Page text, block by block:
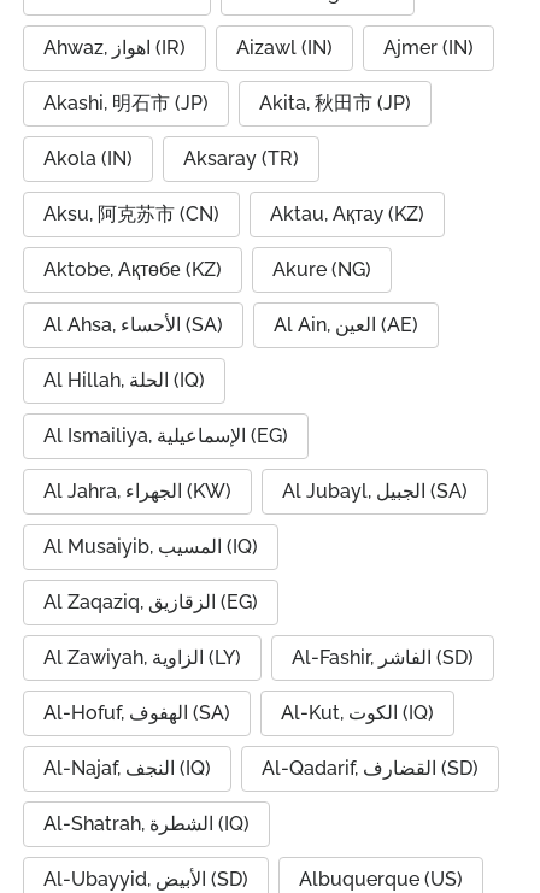
Ahwaz, اهواز (IR) Aizawl (IN) Ajmer (IN)
Akashi, 明石市 (JP) Akita, 秋田市 (JP)
Akola (IN) Aksaray (TR)
Aksu, 阿克苏市 (CN) Aktau, Ақтау (KZ)
Aktobe, Ақтөбе (KZ) Akure (NG)
Al Ahsa, الأحساء (SA) Al Ain, العين (AE)
Al Hillah, الحلة (IQ)
Al Ismailiya, الإسماعيلية (EG)
Al Jahra, الجهراء (KW) Al Jubayl, الجبيل (SA)
Al Musaiyib, المسيب (IQ)
Al Zaqaziq, الزقازيق (EG)
Al Zawiyah, الزاوية (LY) Al-Fashir, الفاشر (SD)
Al-Hofuf, الهفوف (SA) Al-Kut, الكوت (IQ)
Al-Najaf, النجف (IQ) Al-Qadarif, القضارف (SD)
Al-Shatrah, الشطرة (IQ)
Al-Ubayyid, الأبيض (SD) Albuquerque (US)